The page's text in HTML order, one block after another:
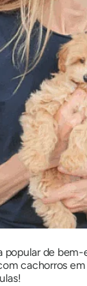
popular de
cachorros